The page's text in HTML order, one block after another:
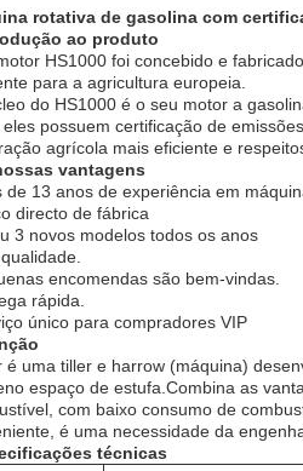
rotativa de gasolina com
ao produto
HS1000 foi concebido e
para a agricultura europeia.
do HS1000 é o seu motor a
possuem certificação de
agrícola mais eficiente e
vantagens
de 13 anos de experiência em
directo de fábrica
3 novos modelos todos os anos
encomendas são bem-vindas.
rápida.
único para compradores VIP
é uma tiller e harrow (máquina)
espaço de estufa.Combina as
com baixo consumo de
é uma necessidade da
técnicas